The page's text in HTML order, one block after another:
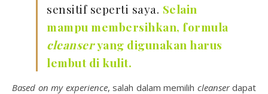
sensitif seperti saya. Selain
mampu membersihkan, formula
cleanseryang digunakan harus
lembut di kulit.
Based on my experience, salah dalam memilih cleanserdapat